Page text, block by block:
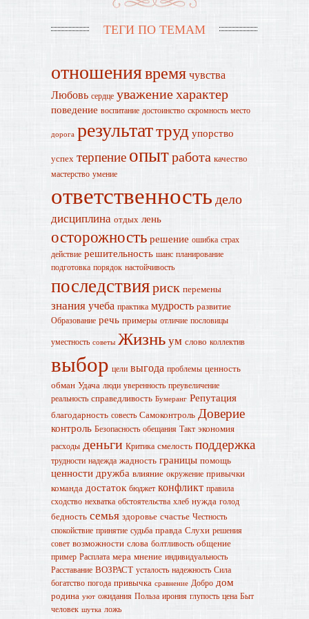
ТЕГИ ПО ТЕМАМ
отношениявремячувства
Любовь сердце уважениехарактер
поведение воспитание достоинство скромность место
дорога результаттруд упорство
успех терпение опытработа качество
мастерство умение
ответственностьдело
дисциплина отдых лень
осторожность решение ошибка страх
действие решительность шанс планирование
подготовка порядок настойчивость
последствияриск перемены
знанияучеба практика мудрость развитие
Образование речь примеры отличие пословицы
уместность советы Жизньум слово коллектив
выбор цели выгода проблемы ценность
обман Удача люди уверенность преувеличение
реальность справедливость Бумеранг Репутация
благодарность совесть Самоконтроль Доверие
контроль Безопасность обещания Такт экономия
расходы деньги Критика смелость поддержка
трудности надежда жадность границы помощь
ценности дружба влияние окружение привычки
команда достаток бюджет конфликт правила
сходство нехватка обстоятельства хлеб нужда голод
бедность семья здоровье счастье Честность
спокойствие принятие судьба правда Слухи решения
совет возможности слова болтливость общение
пример Расплата мера мнение индивидуальность
Расставание ВОЗРАСТ усталость надежность Сила
богатство погода привычка сравнение Добро дом
родина уют ожидания Польза ирония глупость цена Быт
человек шутка ложь